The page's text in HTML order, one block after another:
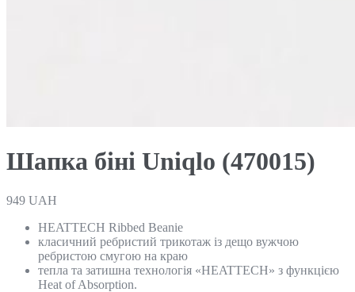
Шапка біні Uniqlo (470015)
949 UAH
HEATTECH Ribbed Beanie
класичний ребристий трикотаж із дещо вужчою
ребристою смугою на краю
тепла та затишна технологія «HEATTECH» з функцією
Heat of Absorption.